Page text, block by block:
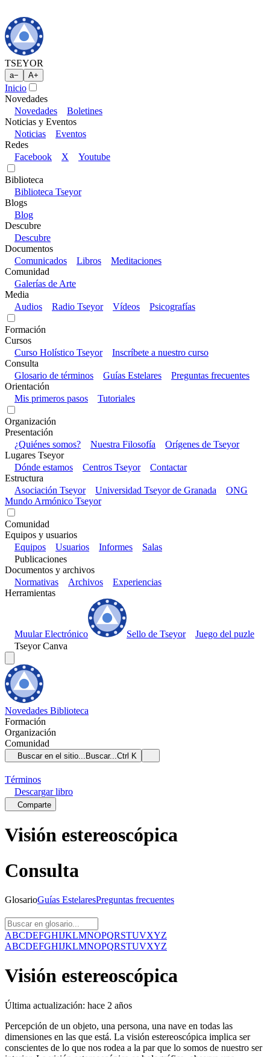
TSEYOR
a− A+
Inicio
Novedades
Novedades
Boletines
Noticias y Eventos
Noticias
Eventos
Redes
Facebook
X Youtube
Biblioteca
Biblioteca Tseyor
Blogs
Blog
Descubre
Descubre
Documentos
Comunicados
Libros
Meditaciones
Comunidad
Galerías de Arte
Media
Audios
Radio Tseyor Vídeos Psicografías
Formación
Cursos
Curso Holístico Tseyor
Inscríbete a nuestro curso
Consulta
Glosario de términos
Guías Estelares
Preguntas frecuentes
Orientación
Mis primeros pasos
Tutoriales
Organización
Presentación
¿Quiénes somos?
Nuestra Filosofía
Orígenes de Tseyor
Lugares Tseyor
Dónde estamos
Centros Tseyor
Contactar
Estructura
Asociación Tseyor
Universidad Tseyor de Granada
ONG
Mundo Armónico Tseyor
Comunidad
Equipos y usuarios
Equipos
Usuarios Informes
Salas
Publicaciones
Documentos y archivos
Normativas
Archivos
Experiencias
Herramientas
Muular Electrónico Sello de Tseyor
Juego del puzle
Tseyor Canva
Novedades Biblioteca
Formación
Organización
Comunidad
Buscar en el sitio... Buscar...Ctrl K
Términos
Descargarlibro
Comparte
Visión estereoscópica
Consulta
GlosarioGuías EstelaresPreguntas frecuentes
ABCDEFGHIJKLMNOPQRSTUVXYZ
ABCDEFGHIJKLMNOPQRSTUVXYZ
Visión estereoscópica
Última actualización: hace 2 años
Percepción de un objeto, una persona, una nave en todas las
dimensiones en las que está. La visión estereoscópica implica ser
conscientes de lo que nos rodea a la par que lo somos de nuestro ser